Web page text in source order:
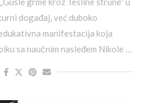
događaj, već duboko
manifestacija koja
sa naučnim nasleđem Nikole …